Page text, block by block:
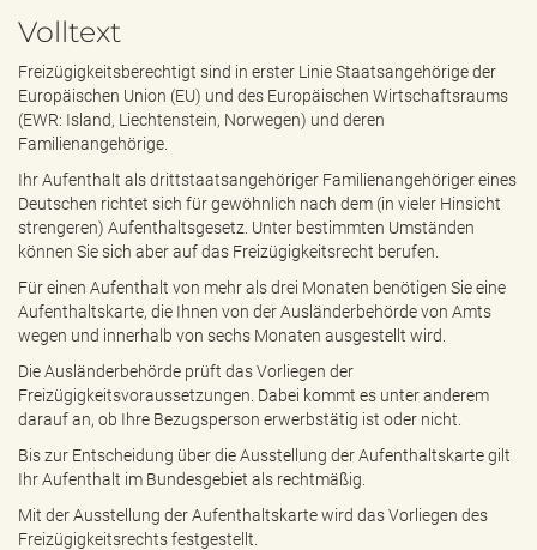
Volltext
Freizügigkeitsberechtigt sind in erster Linie Staatsangehörige der
Europäischen Union (EU) und des Europäischen Wirtschaftsraums
(EWR: Island, Liechtenstein, Norwegen) und deren
Familienangehörige.
Ihr Aufenthalt als drittstaatsangehöriger Familienangehöriger eines
Deutschen richtet sich für gewöhnlich nach dem (in vieler Hinsicht
strengeren) Aufenthaltsgesetz. Unter bestimmten Umständen
können Sie sich aber auf das Freizügigkeitsrecht berufen.
Für einen Aufenthalt von mehr als drei Monaten benötigen Sie eine
Aufenthaltskarte, die Ihnen von der Ausländerbehörde von Amts
wegen und innerhalb von sechs Monaten ausgestellt wird.
Die Ausländerbehörde prüft das Vorliegen der
Freizügigkeitsvoraussetzungen. Dabei kommt es unter anderem
darauf an, ob Ihre Bezugsperson erwerbstätig ist oder nicht.
Bis zur Entscheidung über die Ausstellung der Aufenthaltskarte gilt
Ihr Aufenthalt im Bundesgebiet als rechtmäßig.
Mit der Ausstellung der Aufenthaltskarte wird das Vorliegen des
Freizügigkeitsrechts festgestellt.